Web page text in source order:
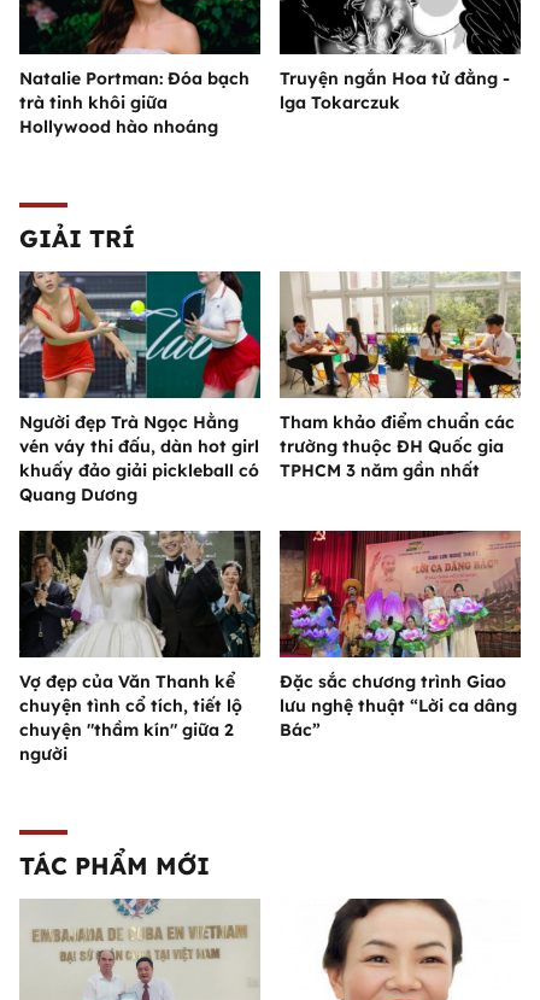
Natalie Portman: Đóa bạch
trà tinh khôi giữa
Hollywood hào nhoáng
Truyện ngắn Hoa tử đằng -
lga Tokarczuk
GIẢI TRÍ
Người đẹp Trà Ngọc Hằng
vén váy thi đấu, dàn hot girl
khuấy đảo giải pickleball có
Quang Dương
Tham khảo điểm chuẩn các
trường thuộc ĐH Quốc gia
TPHCM 3 năm gần nhất
Vợ đẹp của Văn Thanh kể
chuyện tình cổ tích, tiết lộ
chuyện "thầm kín" giữa 2
người
Đặc sắc chương trình Giao
lưu nghệ thuật “Lời ca dâng
Bác”
TÁC PHẨM MỚI